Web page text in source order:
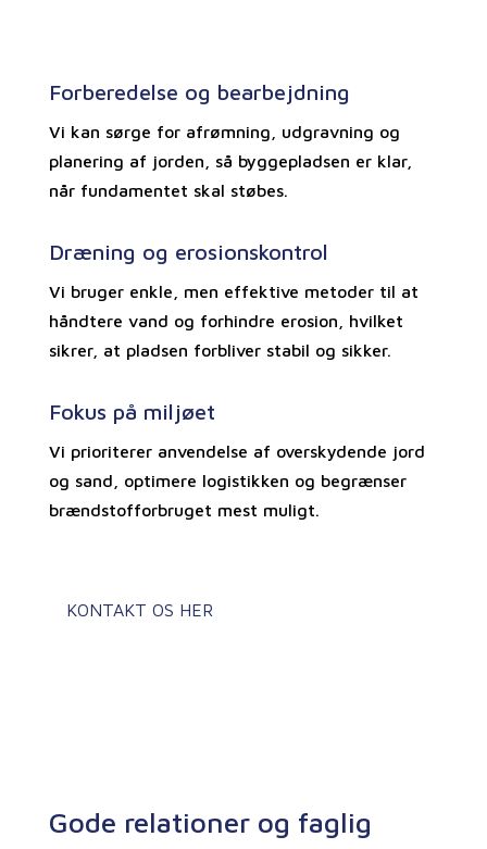
Forberedelse og bearbejdning
Vi kan sørge for afrømning, udgravning og
planering af jorden, så byggepladsen er klar,
når fundamentet skal støbes.
Dræning og erosionskontrol
Vi bruger enkle, men effektive metoder til at
håndtere vand og forhindre erosion, hvilket
sikrer, at pladsen forbliver stabil og sikker.
Fokus på miljøet
Vi prioriterer anvendelse af overskydende jord
og sand, optimere logistikken og begrænser
brændstofforbruget mest muligt.
KONTAKT OS HER
Gode relationer og faglig